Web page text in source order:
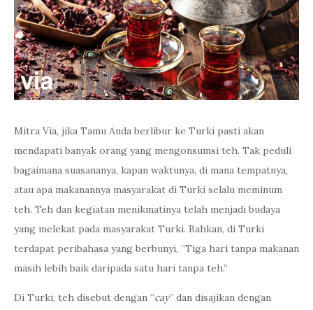
Mitra Via, jika Tamu Anda berlibur ke Turki pasti akan
mendapati banyak orang yang mengonsumsi teh. Tak peduli
bagaimana suasananya, kapan waktunya, di mana tempatnya,
atau apa makanannya masyarakat di Turki selalu meminum
teh. Teh dan kegiatan menikmatinya telah menjadi budaya
yang melekat pada masyarakat Turki. Bahkan, di Turki
terdapat peribahasa yang berbunyi, ”Tiga hari tanpa makanan
masih lebih baik daripada satu hari tanpa teh.”
Di Turki, teh disebut dengan “cay” dan disajikan dengan